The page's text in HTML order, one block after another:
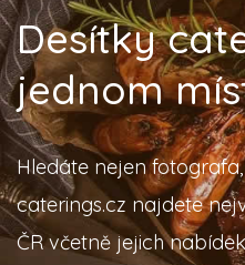
Desítky
jednom
Hledáte nejen
caterings.cz najdete
ČR včetně jejich